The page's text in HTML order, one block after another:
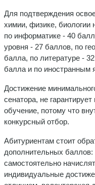
Для подтверждения
химии, физике, биологии
по информатике - 40
уровня - 27 баллов, по
балла, по литературе -
балла и по иностранным
Достижение
сенатора, не
обучение, потому что
конкурсный отбор.
Абитуриентам стоит
дополнительных баллов:
самостоятельно
индивидуальные